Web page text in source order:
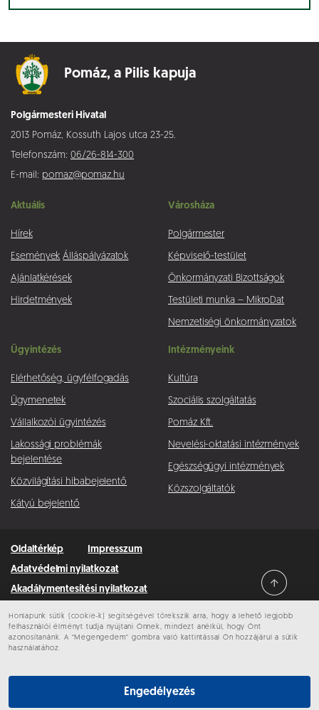
Honlapunk sütik (cookie-k) segítségével törekszik arra, hogy a lehető legjobb
felhasználói élményt tudja nyújtani Önnek, mindezt anélkül, hogy Önt
azonosítanánk. A “Megengedem” gombra való kattintással Ön hozzájárul a sütik
használatához.
Engedélyezés
Pomáz, a Pilis kapuja
Polgármesteri Hivatal
2013 Pomáz, Kossuth Lajos utca 23-25.
Telefonszám: 06/26-814-300
E-mail: pomaz@pomaz.hu
Aktuális
Hírek
Események Álláspályázatok
Ajánlatkérések
Hirdetmények
Városháza
Polgármester
Képviselő-testület
Önkormányzati Bizottságok
Testületi munka – MikroDat
Nemzetiségi önkormányzatok
Ügyintézés
Elérhetőség, ügyfélfogadás
Ügymenetek
Vállalkozói ügyintézés
Lakossági problémák
bejelentése
Közvilágítási hibabejelentő
Kátyú bejelentő
Intézményeink
Kultúra
Szociális szolgáltatás
Pomáz Kft.
Nevelési-oktatási intézmények
Egészségügyi intézmények
Közszolgáltatók
Oldaltérkép
Impresszum
Adatvédelmi nyilatkozat
Akadálymentesítési nyilatkozat
Minden jog fenntartva © 2026 Pomáz